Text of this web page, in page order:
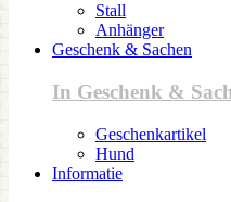
Stall
Anhänger
Geschenk & Sachen
In Geschenk &
Geschenkartikel
Hund
Informatie